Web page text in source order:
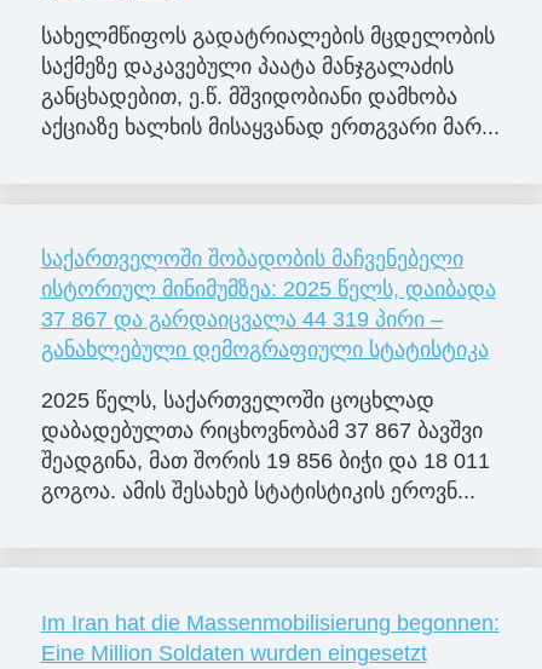
სახელმწიფოს გადატრიალების მცდელობის
საქმეზე დაკავებული პაატა მანჯგალაძის
განცხადებით, ე.წ. მშვიდობიანი დამხობა
აქციაზე ხალხის მისაყვანად ერთგვარი მარ...
საქართველოში შობადობის მაჩვენებელი
ისტორიულ მინიმუმზეა: 2025 წელს, დაიბადა
37 867 და გარდაიცვალა 44 319 პირი –
განახლებული დემოგრაფიული სტატისტიკა
2025 წელს, საქართველოში ცოცხლად
დაბადებულთა რიცხოვნობამ 37 867 ბავშვი
შეადგინა, მათ შორის 19 856 ბიჭი და 18 011
გოგოა. ამის შესახებ სტატისტიკის ეროვნ...
Im Iran hat die Massenmobilisierung begonnen:
Eine Million Soldaten wurden eingesetzt